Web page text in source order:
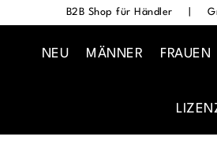
B2B Shop für Händler
NEU MÄNNER FRAUEN